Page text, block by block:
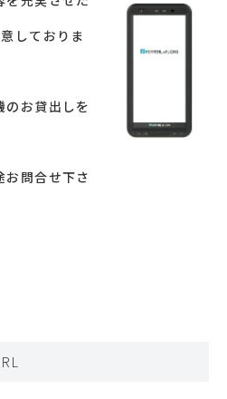
しておりま
お貸出しを
問合せ下さ